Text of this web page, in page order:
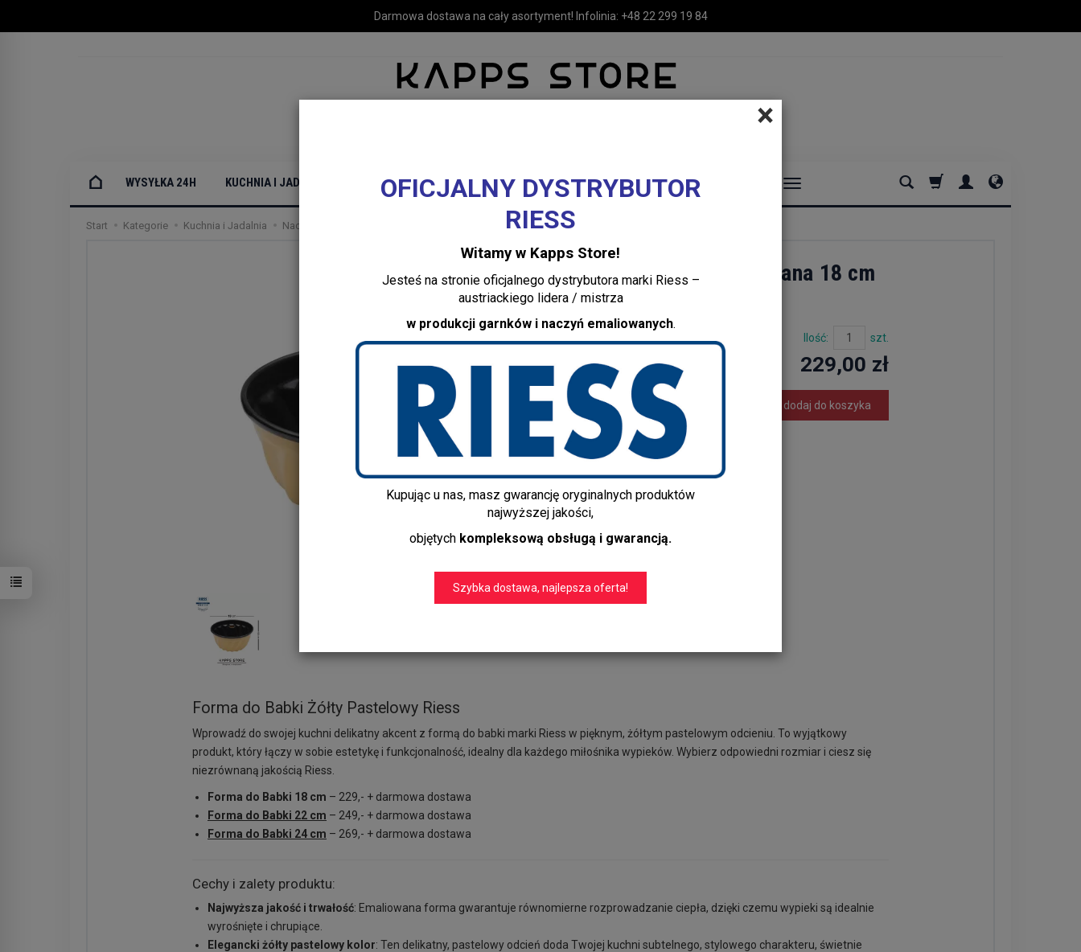
Darmowa dostawa na cały asortyment! Infolinia: +48 22 299 19 84
×
OFICJALNY DYSTRYBUTOR
RIESS
Witamy w Kapps Store!
Jesteś na stronie oficjalnego dystrybutora marki Riess –
austriackiego lidera / mistrza
w produkcji garnków i naczyń emaliowanych.
Kupując u nas, masz gwarancję oryginalnych produktów
najwyższej jakości,
objętych kompleksową obsługą i gwarancją.
Szybka dostawa, najlepsza oferta!
WYSYŁKA 24H KUCHNIA I JADALNIA MEBLE LUSTRA I OŚWIETLENIE TEKSTYLIA I DEKORACJE DOMOWE
Start Kategorie Kuchnia i Jadalnia Naczynia do pieczenia Forma do babki emaliowana 18 cm żółta Riess
Forma do babki emaliowana 18 cm
żółta Riess
Dodaj recenzję:
Producent:Riess
Dostępność:
Jest
Czas realizacji:
3-5 dni
Dostawa gratis!
info@kapps-store.pl
Ilość: szt.
229,00 zł
dodaj do koszyka
Średnica:18 cm
Forma do Babki Żółty Pastelowy Riess
Wprowadź do swojej kuchni delikatny akcent z formą do babki marki Riess w pięknym, żółtym pastelowym odcieniu. To wyjątkowy
produkt, który łączy w sobie estetykę i funkcjonalność, idealny dla każdego miłośnika wypieków. Wybierz odpowiedni rozmiar i ciesz się
niezrównaną jakością Riess.
Forma do Babki 18 cm – 229,- + darmowa dostawa
Forma do Babki 22 cm – 249,- + darmowa dostawa
Forma do Babki 24 cm – 269,- + darmowa dostawa
Cechy i zalety produktu:
Najwyższa jakość i trwałość: Emaliowana forma gwarantuje równomierne rozprowadzanie ciepła, dzięki czemu wypieki są idealnie
wyrośnięte i chrupiące.
Elegancki żółty pastelowy kolor: Ten delikatny, pastelowy odcień doda Twojej kuchni subtelnego, stylowego charakteru, świetnie